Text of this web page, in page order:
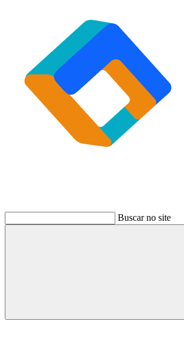
Buscar no site
Buscar